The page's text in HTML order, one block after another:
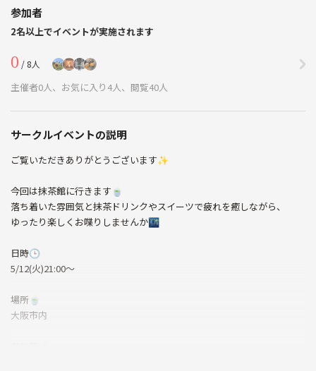
参加者
2名以上でイベントが実施されます
0 / 8人
主催者0人、お気に入り4人、閲覧40人
サークルイベントの説明
ご覧いただきありがとうございます✨️
今回は抹茶館に行きます🍵
落ち着いた雰囲気と抹茶ドリンクやスイーツで疲れを癒しながら、
ゆったり楽しくお喋りしませんか🌃
日時🕒
5/12(火)21:00〜
場所🍵
大阪市内